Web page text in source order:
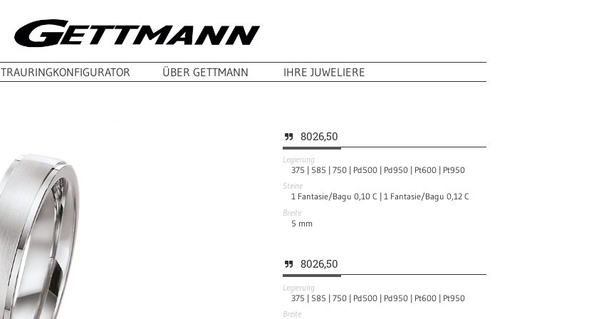
TRAURINGKONFIGURATOR ÜBER GETTMANN IHRE JUWELIERE
8026,50
Legierung
375 | 585 | 750 | Pd500 | Pd950 | Pt600 | Pt950
Steine
1 Fantasie/Bagu 0,10 C | 1 Fantasie/Bagu 0,12 C
Breite
5 mm
8026,50
Legierung
375 | 585 | 750 | Pd500 | Pd950 | Pt600 | Pt950
Breite